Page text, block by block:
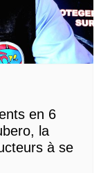
en 6
la
à se